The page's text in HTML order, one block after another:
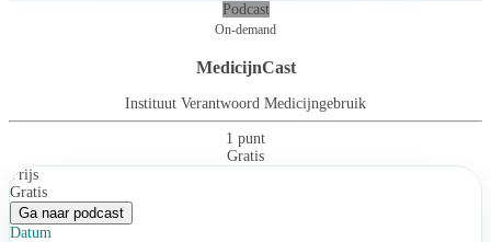
Podcast
On-demand
MedicijnCast
Instituut Verantwoord Medicijngebruik
1 punt
Gratis
Prijs
Gratis
Ga naar podcast
Datum